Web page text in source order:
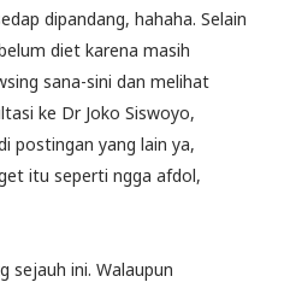
dipandang, hahaha. Selain
diet karena masih
sana-sini dan melihat
ke Dr Joko Siswoyo,
postingan yang lain ya,
itu seperti ngga afdol,
sejauh ini. Walaupun